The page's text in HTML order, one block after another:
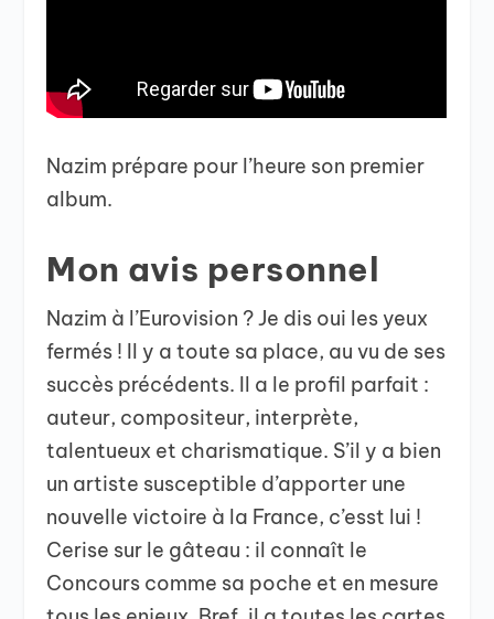
Nazim prépare pour l’heure son premier
album.
Mon avis personnel
Nazim à l’Eurovision ? Je dis oui les yeux
fermés ! Il y a toute sa place, au vu de ses
succès précédents. Il a le profil parfait :
auteur, compositeur, interprète,
talentueux et charismatique. S’il y a bien
un artiste susceptible d’apporter une
nouvelle victoire à la France, c’esst lui !
Cerise sur le gâteau : il connaît le
Concours comme sa poche et en mesure